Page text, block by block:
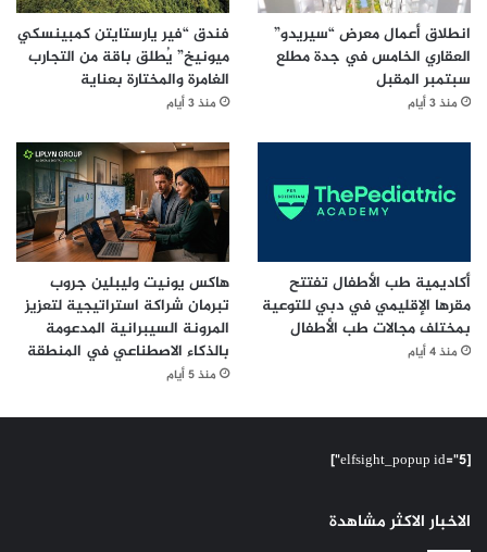
انطلاق أعمال معرض “سيريدو”
العقاري الخامس في جدة مطلع
سبتمبر المقبل
منذ 3 أيام
فندق “فير يارستايتن كمبينسكي
ميونيخ” يُطلق باقة من التجارب
الغامرة والمختارة بعناية
منذ 3 أيام
أكاديمية طب الأطفال تفتتح
مقرها الإقليمي في دبي للتوعية
بمختلف مجالات طب الأطفال
منذ 4 أيام
هاكس يونيت وليبلين جروب
تبرمان شراكة استراتيجية لتعزيز
المرونة السيبرانية المدعومة
بالذكاء الاصطناعي في المنطقة
منذ 5 أيام
[elfsight_popup id="5"]
الاخبار الاكثر مشاهدة